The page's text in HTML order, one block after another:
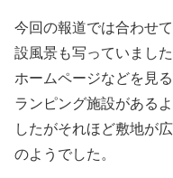
今回の報道では合わせ
設風景も写っていまし
ホームページなどを見
ランピング施設がある
したがそれほど敷地が
のようでした。